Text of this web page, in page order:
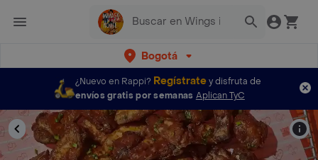
Bogotá
¿Nuevo en Rappi? Regístratey disfruta de
envíos gratis por semanas Aplican TyC